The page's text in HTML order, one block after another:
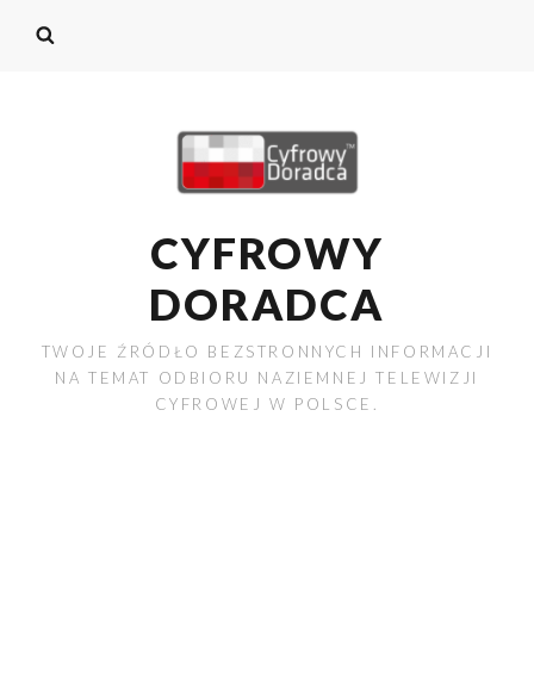
CYFROWY
DORADCA
TWOJE ŹRÓDŁO BEZSTRONNYCH INFORMACJI
NA TEMAT ODBIORU NAZIEMNEJ TELEWIZJI
CYFROWEJ W POLSCE.